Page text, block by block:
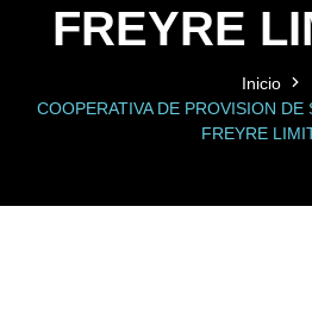
FREYRE
Inicio
COOPERATIVA DE PROVISION
FREYRE